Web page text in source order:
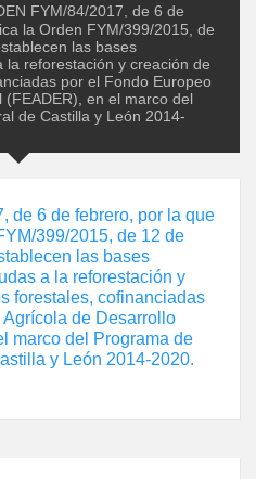
FYM/84/2017, de 6 de
la Orden FYM/399/2015, de
las bases
la reforestación y creación de
por el Fondo Europeo
en el marco del
de Castilla y León 2014-
de 6 de febrero, por la que
399/2015, de 12 de
las bases
a la reforestación y
forestales, cofinanciadas
de Desarrollo
marco del Programa de
y León 2014-2020.